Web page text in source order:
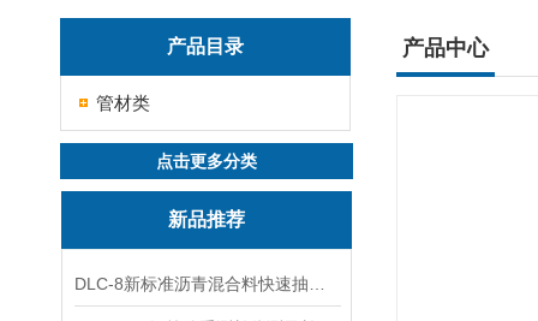
产品目录
管材类
点击更多分类
新品推荐
产品中心